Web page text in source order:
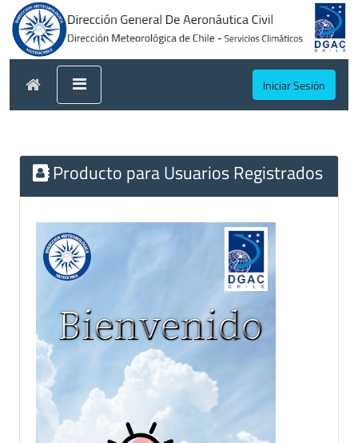
Iniciar Sesión
Producto para Usuarios Registrados